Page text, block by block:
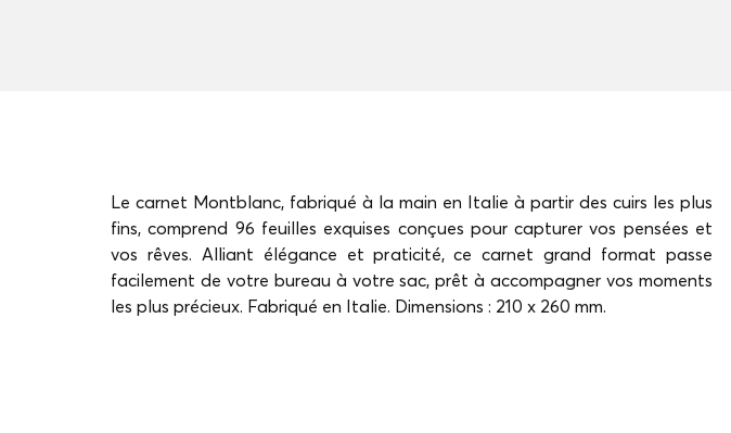
Le carnet Montblanc, fabriqué à la main en Italie à partir des cuirs les plus
fins, comprend 96 feuilles exquises conçues pour capturer vos pensées et
vos rêves. Alliant élégance et praticité, ce carnet grand format passe
facilement de votre bureau à votre sac, prêt à accompagner vos moments
les plus précieux. Fabriqué en Italie. Dimensions : 210 x 260 mm.